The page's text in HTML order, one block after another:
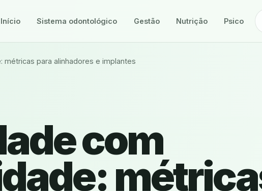
Início Sistema odontológico Gestão Nutrição Psicologia
métricas para alinhadores e implantes
com